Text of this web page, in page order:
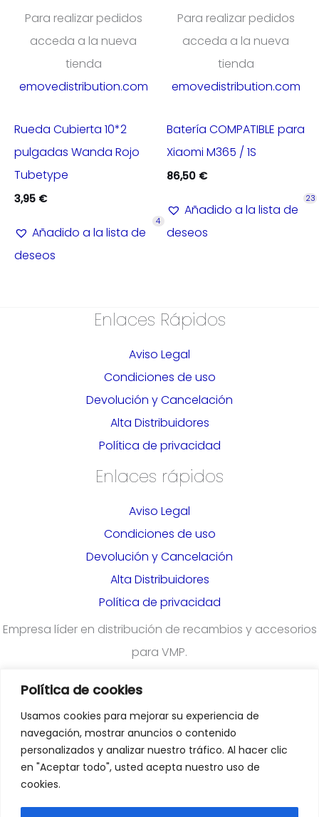
Política de cookies
Usamos cookies para mejorar su experiencia de
navegación, mostrar anuncios o contenido
personalizados y analizar nuestro tráfico. Al hacer clic
en "Aceptar todo", usted acepta nuestro uso de
cookies.
Para realizar pedidos
acceda a la nueva
tienda
emovedistribution.com
Rueda Cubierta 10*2
pulgadas Wanda Rojo
Tubetype
3,95 €
Añadido a la lista de
deseos
4
Para realizar pedidos
acceda a la nueva
tienda
emovedistribution.com
Batería COMPATIBLE para
Xiaomi M365 / 1S
86,50 €
Añadido a la lista de
deseos
23
Enlaces Rápidos
Aviso Legal
Condiciones de uso
Devolución y Cancelación
Alta Distribuidores
Política de privacidad
Enlaces rápidos
Aviso Legal
Condiciones de uso
Devolución y Cancelación
Alta Distribuidores
Política de privacidad
Empresa líder en distribución de recambios y accesorios
para VMP.
¿Quieres darte de alta en nuestra plataforma para
profesionales?Rellena el formulario
Departamento Comercial: